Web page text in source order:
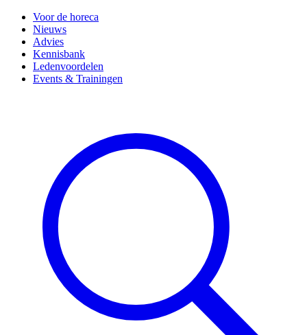
Voor de horeca
Nieuws
Advies
Kennisbank
Ledenvoordelen
Events & Trainingen